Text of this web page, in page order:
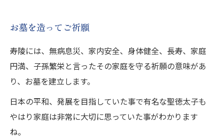
お墓を造ってご祈願
寿陵には、無病息災、家内安全、身体健全、長寿、家庭
円満、子孫繁栄と言ったその家庭を守る祈願の意味があ
り、お墓を建立します。
日本の平和、発展を目指していた事で有名な聖徳太子も
やはり家庭は非常に大切に思っていた事がわかります
ね。